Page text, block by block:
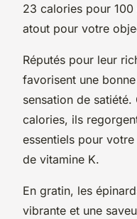
23 calories pour
atout pour votre
Réputés pour leur
favorisent une
sensation de
calories, ils
essentiels pour
de vitamine K.
En gratin, les
vibrante et une